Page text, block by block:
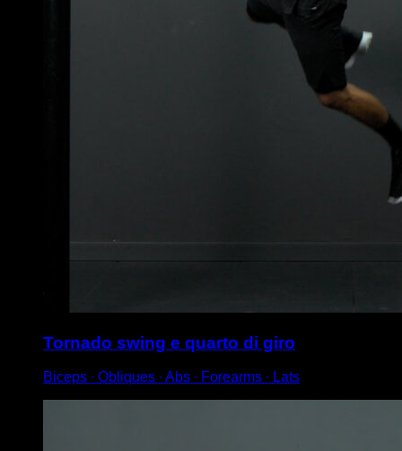
Tornado swing e quarto di giro
Biceps ∙ Obliques ∙ Abs ∙ Forearms ∙ Lats